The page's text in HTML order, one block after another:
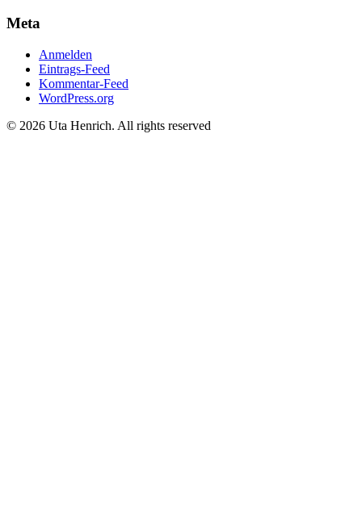
Meta
Anmelden
Eintrags-Feed
Kommentar-Feed
WordPress.org
© 2026 Uta Henrich. All rights reserved